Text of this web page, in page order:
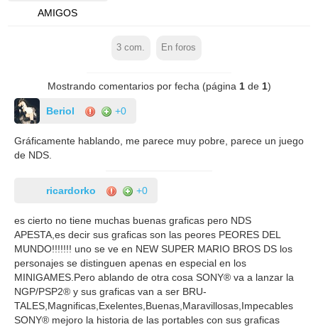
AMIGOS
3 com. En foros
Mostrando comentarios por fecha (página 1de 1)
Beriol +0
Gráficamente hablando, me parece muy pobre, parece un juego
de NDS.
ricardorko +0
es cierto no tiene muchas buenas graficas pero NDS
APESTA,es decir sus graficas son las peores PEORES DEL
MUNDO!!!!!!! uno se ve en NEW SUPER MARIO BROS DS los
personajes se distinguen apenas en especial en los
MINIGAMES.Pero ablando de otra cosa SONY® va a lanzar la
NGP/PSP2® y sus graficas van a ser BRU-
TALES,Magnificas,Exelentes,Buenas,Maravillosas,Impecables
SONY® mejoro la historia de las portables con sus graficas